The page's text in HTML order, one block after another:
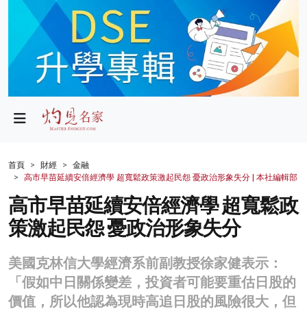
政局
財經
生活
健康
商業
科技
影片
首頁 財經
金融
高市早苗延續安倍經濟學 超寬鬆政策激起民怨 憂政治形象失分 | 本社編輯部
高市早苗延續安倍經濟學 超寬鬆政
策激起民怨 憂政治形象失分
美國克林信大學經濟系前副教授徐家健表示：
「假如中日關係變差，投資者可能要重估日股的
價值，所以他認為現時高追日股的風險很大，但